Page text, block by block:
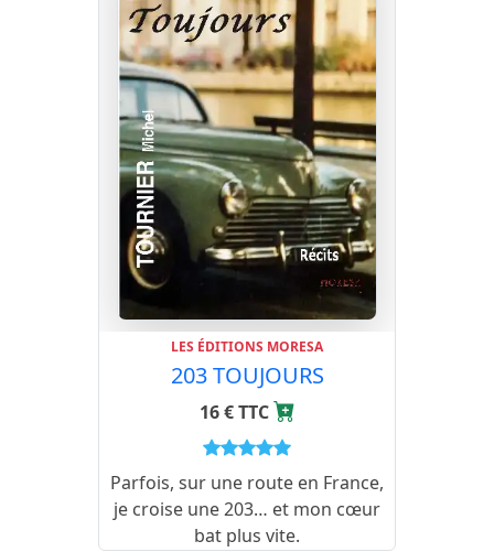
LES ÉDITIONS MORESA
203 TOUJOURS
16 € TTC
Parfois, sur une route en France,
je croise une 203… et mon cœur
bat plus vite.